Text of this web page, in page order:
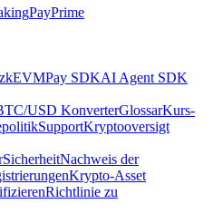
PayPrime
Pay SDKAI Agent SDK
USD KonverterGlossarKurs-
SupportKryptooversigt
SicherheitNachweis der
Krypto-Asset
Richtlinie zu